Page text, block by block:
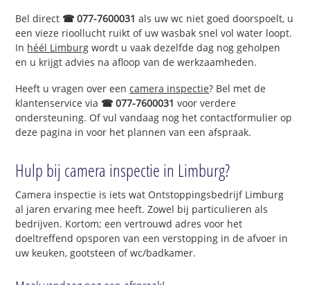
Bel direct ☎ 077-7600031 als uw wc niet goed doorspoelt, u
een vieze rioollucht ruikt of uw wasbak snel vol water loopt.
In héél Limburg wordt u vaak dezelfde dag nog geholpen
en u krijgt advies na afloop van de werkzaamheden.
Heeft u vragen over eencamera inspectie? Bel met de
klantenservice via ☎ 077-7600031 voor verdere
ondersteuning. Of vul vandaag nog het contactformulier op
deze pagina in voor het plannen van een afspraak.
Hulp bij camera inspectie in Limburg?
Camera inspectie is iets wat Ontstoppingsbedrijf Limburg
al jaren ervaring mee heeft. Zowel bij particulieren als
bedrijven. Kortom; een vertrouwd adres voor het
doeltreffend opsporen van een verstopping in de afvoer in
uw keuken, gootsteen of wc/badkamer.